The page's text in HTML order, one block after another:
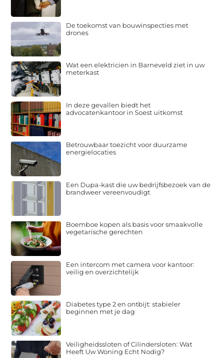
De toekomst van bouwinspecties met
drones
Wat een elektricien in Barneveld ziet in uw
meterkast
In deze gevallen biedt het
advocatenkantoor in Soest uitkomst
Betrouwbaar toezicht voor duurzame
energielocaties
Een Dupa-kast die uw bedrijfsbezoek van de
brandweer vereenvoudigt
Boemboe kopen als basis voor smaakvolle
vegetarische gerechten
Een intercom met camera voor kantoor:
veilig en overzichtelijk
Diabetes type 2 en ontbijt: stabieler
beginnen met je dag
Veiligheidssloten of Cilindersloten: Wat
Heeft Uw Woning Echt Nodig?